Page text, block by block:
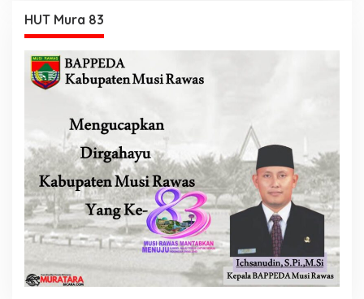
HUT Mura 83